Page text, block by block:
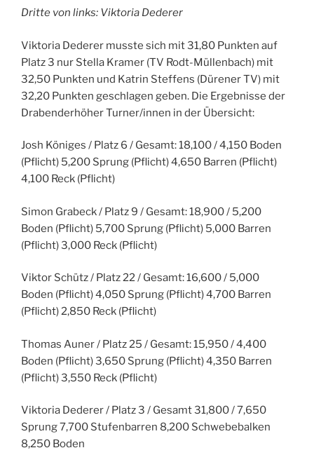
Dritte von links: Viktoria Dederer
Viktoria Dederer musste sich mit 31,80 Punkten auf
Platz 3 nur Stella Kramer (TV Rodt-Müllenbach) mit
32,50 Punkten und Katrin Steffens (Dürener TV) mit
32,20 Punkten geschlagen geben. Die Ergebnisse der
Drabenderhöher Turner/innen in der Übersicht:
Josh Königes / Platz 6 / Gesamt: 18,100 / 4,150 Boden
(Pflicht) 5,200 Sprung (Pflicht) 4,650 Barren (Pflicht)
4,100 Reck (Pflicht)
Simon Grabeck / Platz 9 / Gesamt: 18,900 / 5,200
Boden (Pflicht) 5,700 Sprung (Pflicht) 5,000 Barren
(Pflicht) 3,000 Reck (Pflicht)
Viktor Schütz / Platz 22 / Gesamt: 16,600 / 5,000
Boden (Pflicht) 4,050 Sprung (Pflicht) 4,700 Barren
(Pflicht) 2,850 Reck (Pflicht)
Thomas Auner / Platz 25 / Gesamt: 15,950 / 4,400
Boden (Pflicht) 3,650 Sprung (Pflicht) 4,350 Barren
(Pflicht) 3,550 Reck (Pflicht)
Viktoria Dederer / Platz 3 / Gesamt 31,800 / 7,650
Sprung 7,700 Stufenbarren 8,200 Schwebebalken
8,250 Boden